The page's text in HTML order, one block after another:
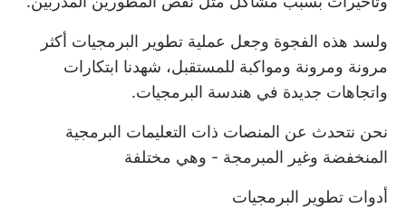
ولسد هذه الفجوة وجعل عملية تطوير البرمجيات أكثر
مرونة ومرونة ومواكبة للمستقبل، شهدنا ابتكارات
واتجاهات جديدة في هندسة البرمجيات.
نحن نتحدث عن المنصات ذات التعليمات البرمجية
المنخفضة وغير المبرمجة - وهي مختلفة
أدوات تطوير البرمجيات